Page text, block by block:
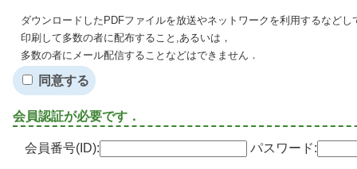
ダウンロードしたPDFファイルを放送やネットワークを利用するなど
印刷して多数の者に配布すること,あるいは，
多数の者にメール配信することなどはできません．
同意する
会員認証が必要です．
会員番号(ID): パスワード: